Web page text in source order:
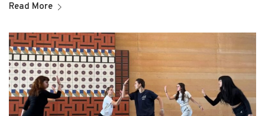
Read More